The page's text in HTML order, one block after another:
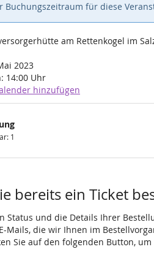
Buchungszeitraum für diese
am Rettenkogel im
2023
14:00 Uhr
hinzufügen
1
bereits ein Ticket
Status und die Details Ihrer
Mails, die wir Ihnen im
Sie auf den folgenden Button,